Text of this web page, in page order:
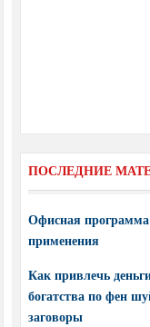
ПОСЛЕДНИЕ
Офисная
применения
Как привлечь
богатства по фен
заговоры